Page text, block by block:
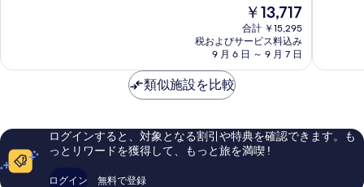
ス
フ
ー
ト
も
し
口
コ
現
在
の
料
金
￥13,717
合計 ￥15,295
税およびサービス料込み
9 月 6 日 ～ 9 月 7 日
&
ツ
Fort
良
ミ
1,747
類似施設を比較
ログインすると、対象となる割引や特典を確認できます。も
っとリワードを獲得して、もっと旅を満喫 !
ログイン 無料で登録